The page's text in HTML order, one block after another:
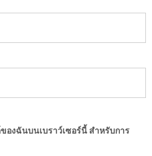
องฉันบนเบราว์เซอร์นี้ สำหรับการ